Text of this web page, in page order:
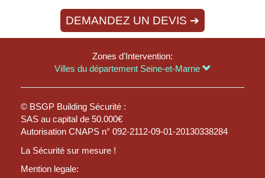
DEMANDEZ UN DEVIS ➔
Zones d'Intervention:
Villes du département Seine-et-Marne
© BSGP Building Sécurité :
SAS au capital de 50.000€
Autorisation CNAPS n° 092-2112-09-01-20130338284
La Sécurité sur mesure !
Mention legale: